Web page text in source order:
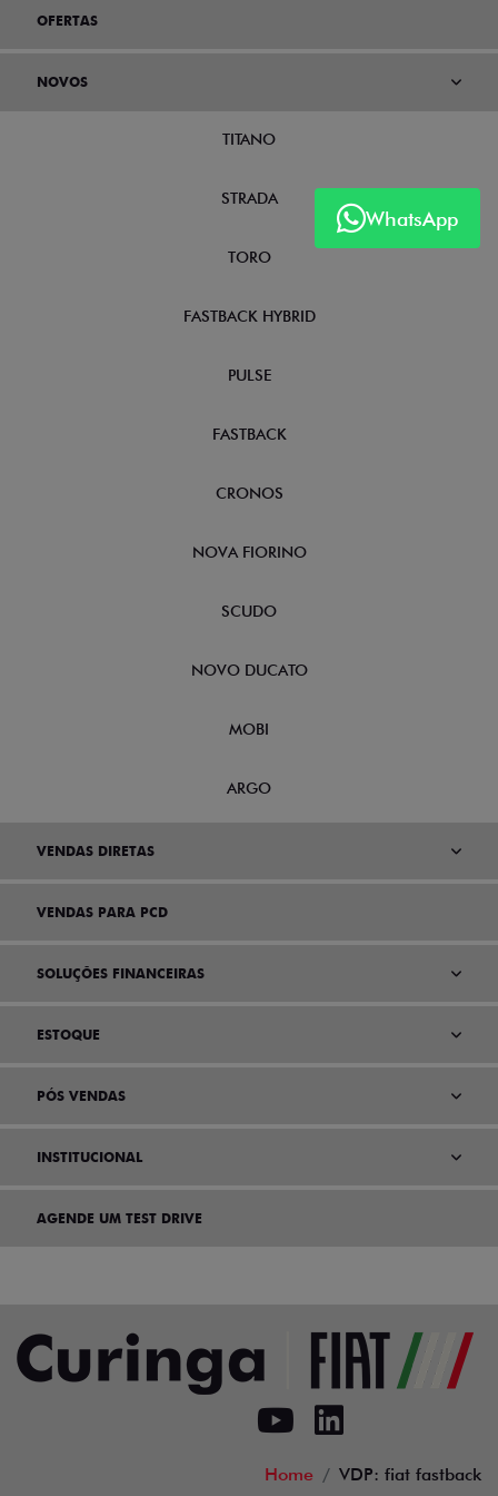
WhatsApp
OFERTAS
NOVOS
TITANO
STRADA
TORO
FASTBACK HYBRID
PULSE
FASTBACK
CRONOS
NOVA FIORINO
SCUDO
NOVO DUCATO
MOBI
ARGO
VENDAS DIRETAS
VENDAS PARA PCD
SOLUÇÕES FINANCEIRAS
ESTOQUE
PÓS VENDAS
INSTITUCIONAL
AGENDE UM TEST DRIVE
Home VDP: fiat fastback